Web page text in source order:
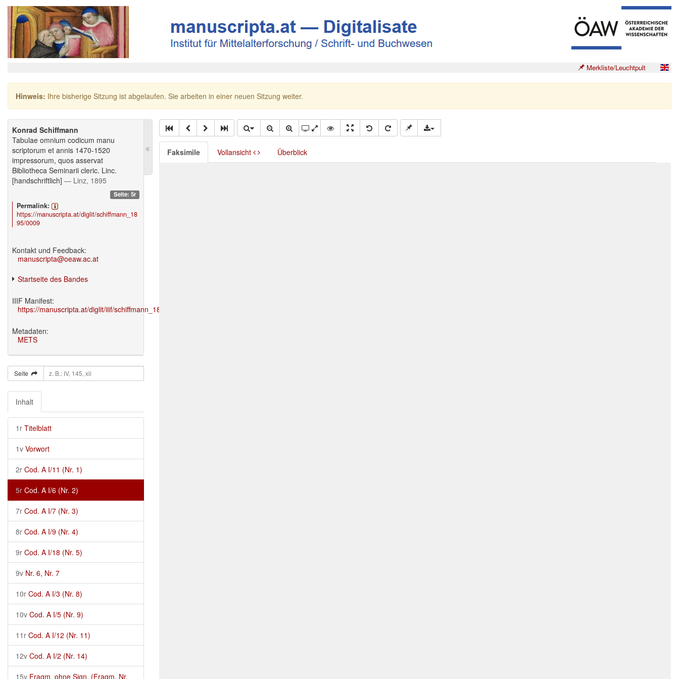
Merkliste/Leuchtpult
Hinweis: Ihre bisherige Sitzung ist abgelaufen. Sie arbeiten in einer neuen Sitzung weiter.
Konrad Schiffmann
Tabulae omnium codicum manu
scriptorum et annis 1470-1520
impressorum, quos asservat
Bibliotheca Seminarii cleric. Linc.
[handschriftlich] — Linz, 1895
Seite: 5r
Permalink:
https://manuscripta.at/diglit/schiffmann_18
95/0009
Kontakt und Feedback:
manuscripta@oeaw.ac.at
Startseite des Bandes
IIIF Manifest:
https://manuscripta.at/diglit/iiif/schiffmann_1895/manifest.json
Metadaten:
METS
Seite
Inhalt
1r Titelblatt
1v Vorwort
2r Cod. A I/11 (Nr. 1)
5r Cod. A I/6 (Nr. 2)
7r Cod. A I/7 (Nr. 3)
8r Cod. A I/9 (Nr. 4)
9r Cod. A I/18 (Nr. 5)
9v Nr. 6, Nr. 7
10r Cod. A I/3 (Nr. 8)
10v Cod. A I/5 (Nr. 9)
11r Cod. A I/12 (Nr. 11)
12v Cod. A I/2 (Nr. 14)
15v Fragm. ohne Sign. (Fragm. Nr.
Faksimile Vollansicht Überblick